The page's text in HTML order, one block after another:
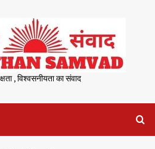
, विश्वसनीयता का संवाद